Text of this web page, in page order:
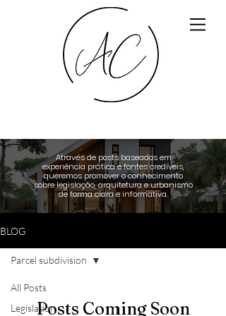
Através de posts baseados em
experiência prática e fontes credíveis,
queremos promover o conhecimento
sobre legislação, arquitetura e urbanismo
de forma clara e informativa.
BLOG
All Posts
Legislation
Parcel subdivision
Posts Coming Soon